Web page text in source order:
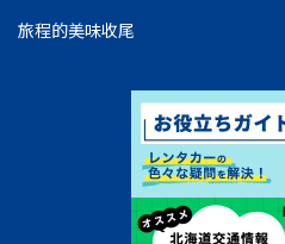
旅程的美味收尾